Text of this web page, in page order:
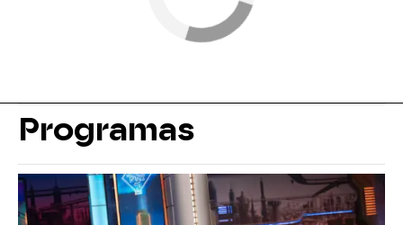
Programas